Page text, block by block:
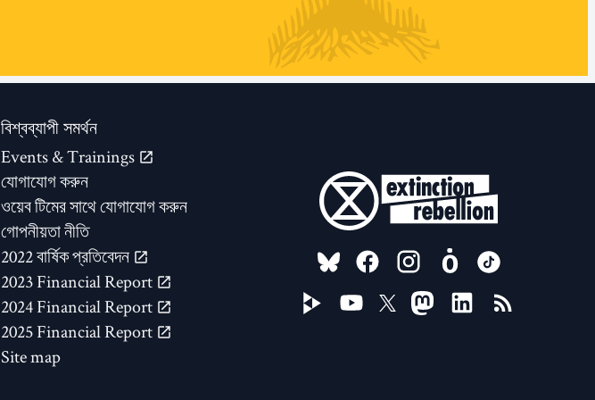
বিশ্বব্যাপী সমর্থন
Events & Trainings
যোগাযোগ করুন
ওয়েব টিমের সাথে যোগাযোগ করুন
গোপনীয়তা নীতি
2022 বার্ষিক প্রতিবেদন
2023 Financial Report
2024 Financial Report
2025 Financial Report
Site map
FOLLOW US ON